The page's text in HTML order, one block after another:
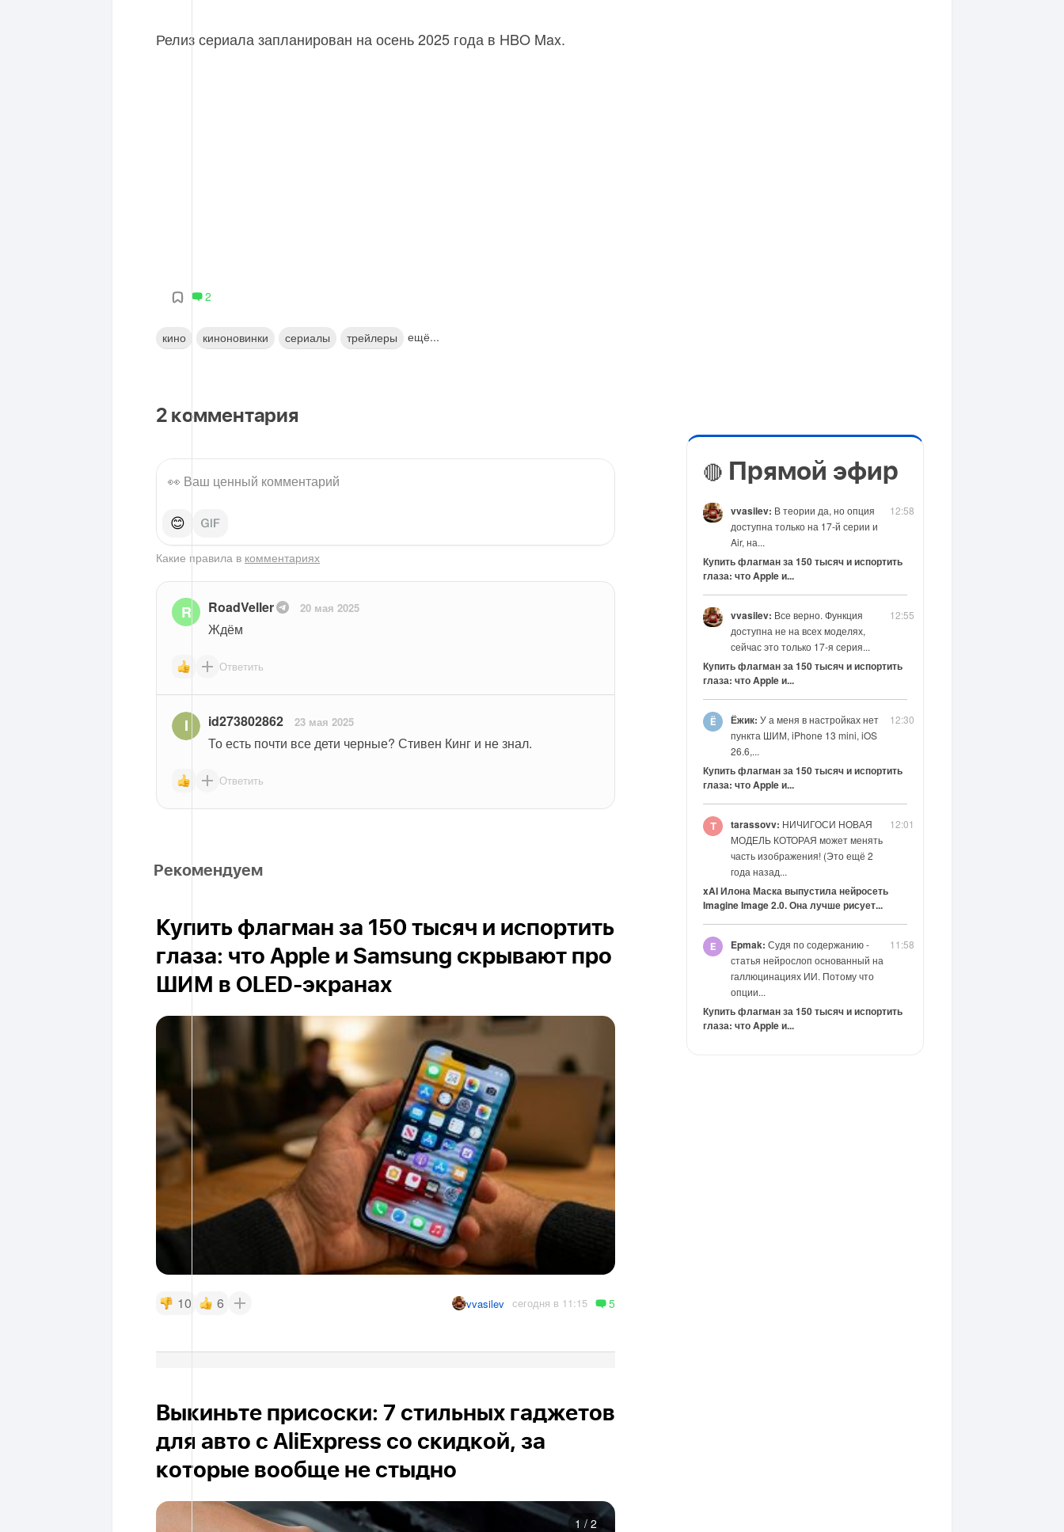
Релиз сериала запланирован на осень 2025 года в HBO Max.
2
кино киноновинки сериалы трейлеры ещё...
2 комментария
😊
Какие правила в комментариях
R RoadVeller 20 мая 2025
Ждём
Ответить
id273802862 23 мая 2025
То есть почти все дети черные? Стивен Кинг и не знал.
Ответить
Рекомендуем
Купить флагман за 150 тысяч и испортить
глаза: что Apple и Samsung скрывают про
ШИМ в OLED-экранах
10 6 vvasilev сегодня в 11:15 5
Выкиньте присоски: 7 стильных гаджетов
для авто с AliExpress со скидкой, за
которые вообще не стыдно
1 / 2
🔴 Прямой эфир
12:58
vvasilev: В теории да, но опция
доступна только на 17-й серии и
Air, на...
Купить флагман за 150 тысяч и испортить
глаза: что Apple и...
12:55
vvasilev: Все верно. Функция
доступна не на всех моделях,
сейчас это только 17-я серия...
Купить флагман за 150 тысяч и испортить
глаза: что Apple и...
12:30
Ёжик: У а меня в настройках нет
пункта ШИМ, iPhone 13 mini, iOS
26.6,...
Купить флагман за 150 тысяч и испортить
глаза: что Apple и...
12:01
tarassovv: НИЧИГОСИ НОВАЯ
МОДЕЛЬ КОТОРАЯ может менять
часть изображения! (Это ещё 2
года назад...
xAI Илона Маска выпустила нейросеть
Imagine Image 2.0. Она лучше рисует...
11:58
Epmak: Судя по содержанию -
статья нейрослоп основанный на
галлюцинациях ИИ. Потому что
опции...
Купить флагман за 150 тысяч и испортить
глаза: что Apple и...